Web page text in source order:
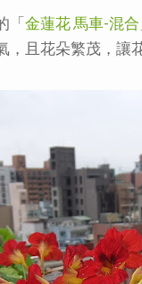
「金蓮花 馬車-混合
且花朵繁茂，讓